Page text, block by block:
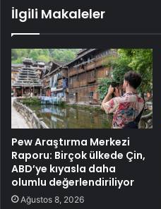
İlgili Makaleler
Pew Araştırma Merkezi
Raporu: Birçok ülkede Çin,
ABD’ye kıyasla daha
olumlu değerlendiriliyor
Ağustos 8, 2026